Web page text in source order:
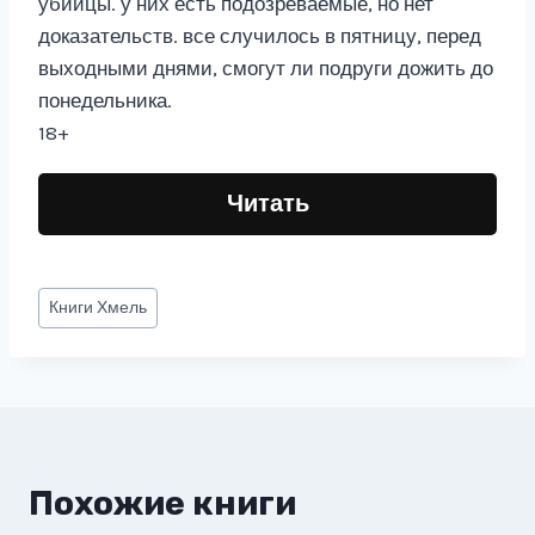
доказательств. все случилось в пятницу, перед
выходными днями, смогут ли подруги дожить до
понедельника.
18+
Читать
Метки
записи:
КнигиХмель
Похожие книги